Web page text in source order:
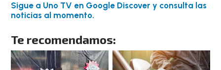
Sigue a Uno TV en Google Discover y consulta las
noticias al momento.
Te recomendamos: